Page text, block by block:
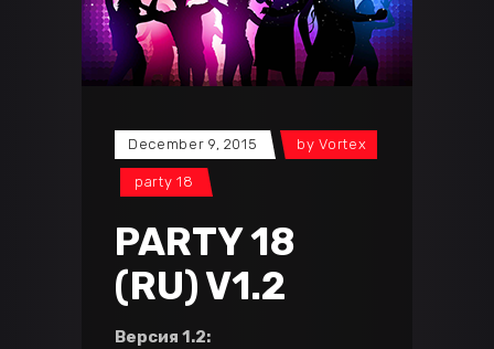
December 9, 2015 byVortex
party 18
PARTY 18
(RU) V1.2
Версия 1.2: